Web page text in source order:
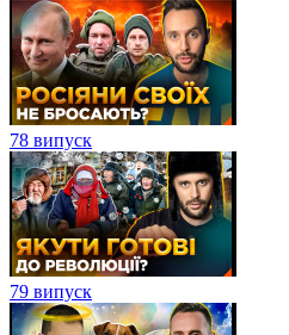
78 випуск
79 випуск